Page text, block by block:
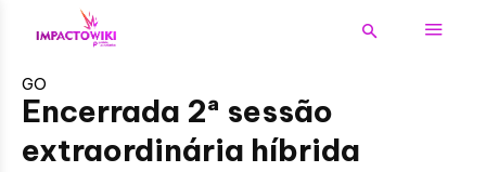
GO
Encerrada 2ª sessão
extraordinária híbrida